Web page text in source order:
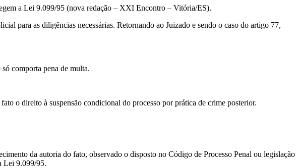
a Lei 9.099/95 (nova redação – XXI Encontro – Vitória/ES).
para as diligências necessárias. Retornando ao Juizado e sendo o caso do artigo 77,
comporta pena de multa.
o direito à suspensão condicional do processo por prática de crime posterior.
da autoria do fato, observado o disposto no Código de Processo Penal ou legislação
Lei 9.099/95.